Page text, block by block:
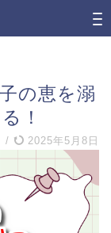
の恵を溺
！
/ 2025年5月8日